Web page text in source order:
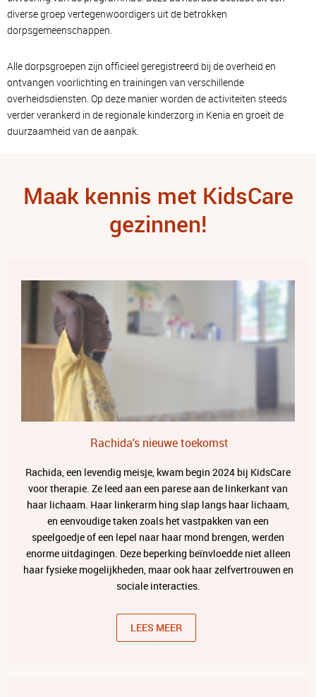
diverse groep vertegenwoordigers uit de betrokken
dorpsgemeenschappen.
Alle dorpsgroepen zijn officieel geregistreerd bij de overheid en
ontvangen voorlichting en trainingen van verschillende
overheidsdiensten. Op deze manier worden de activiteiten steeds
verder verankerd in de regionale kinderzorg in Kenia en groeit de
duurzaamheid van de aanpak.
Maak kennis met KidsCare
gezinnen!
Rachida's nieuwe toekomst
Rachida, een levendig meisje, kwam begin 2024 bij KidsCare
voor therapie. Ze leed aan een parese aan de linkerkant van
haar lichaam. Haar linkerarm hing slap langs haar lichaam,
en eenvoudige taken zoals het vastpakken van een
speelgoedje of een lepel naar haar mond brengen, werden
enorme uitdagingen. Deze beperking beïnvloedde niet alleen
haar fysieke mogelijkheden, maar ook haar zelfvertrouwen en
sociale interacties.
LEES MEER